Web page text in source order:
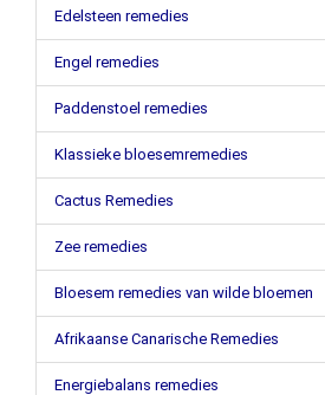
Edelsteen remedies
Engel remedies
Paddenstoel remedies
Klassieke bloesemremedies
Cactus Remedies
Zee remedies
Bloesem remedies van wilde bloemen
Afrikaanse Canarische Remedies
Energiebalans remedies